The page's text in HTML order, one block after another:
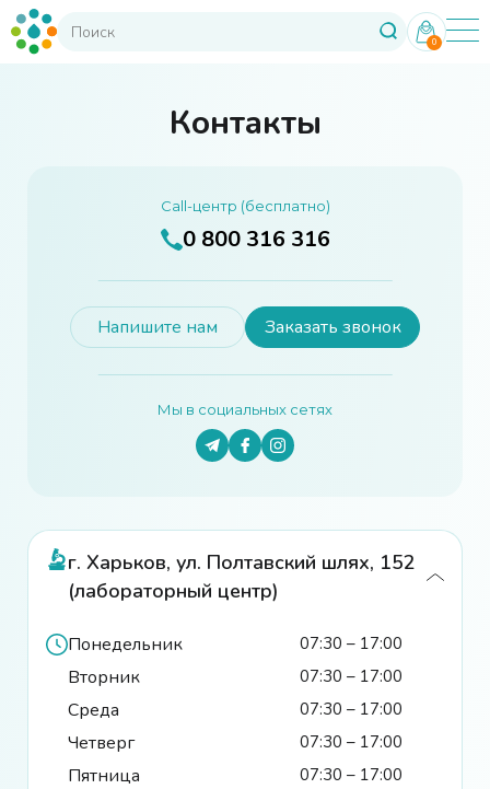
0
Контакты
Call-центр (бесплатно)
0 800 316 316
Напишите нам Заказать звонок
Мы в социальных сетях
г. Харьков, ул. Полтавский шлях, 152
(лабораторный центр)
Понедельник 07:30 – 17:00
Вторник 07:30 – 17:00
Среда 07:30 – 17:00
Четверг 07:30 – 17:00
Пятница 07:30 – 17:00